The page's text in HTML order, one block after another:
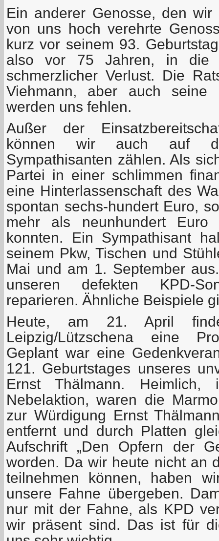
Ein anderer Genosse, den
von uns hoch verehrte
kurz vor seinem 93.
also vor 75 Jahren, in die
schmerzlicher Verlust. Die
Viehmann, aber auch seine
werden uns fehlen.
Außer der
können wir auch auf
Sympathisanten zählen. Als
Partei in einer schlimmen
eine Hinterlassenschaft des
spontan sechs-hundert Euro,
mehr als neunhundert Euro
konnten. Ein Sympathisant
seinem Pkw, Tischen und
Mai und am 1. September
unseren defekten KPD-
reparieren. Ähnliche Beispiele
Heute, am 21. April
Leipzig/Lützschena eine
Geplant war eine
121. Geburtstages unseres
Ernst Thälmann.
Nebelaktion, waren die
zur Würdigung Ernst
entfernt und durch Platten
Aufschrift „Den Opfern der
worden. Da wir heute nicht an
teilnehmen können, haben
unsere Fahne übergeben.
nur mit der Fahne, als KPD
wir präsent sind. Das ist für